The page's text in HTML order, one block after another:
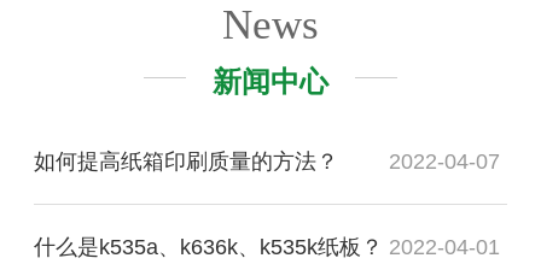
News
新闻中心
如何提高纸箱印刷质量的方法？ 2022-04-07
什么是k535a、k636k、k535k纸板？ 2022-04-01